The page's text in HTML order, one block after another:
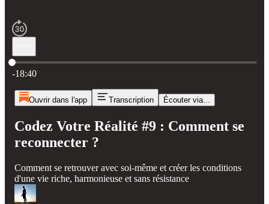
Heure actuelle: 0:00 / Temps total: -18:40
-18:40
Ouvrir dans l'app Transcription Écouter via...
Codez Votre Réalité #9 : Comment se
reconnecter ?
Comment se retrouver avec soi-même et créer les conditions
d'une vie riche, harmonieuse et sans résistance